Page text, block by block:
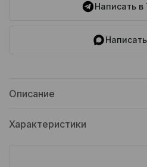
Написать в
Описание
Характеристики